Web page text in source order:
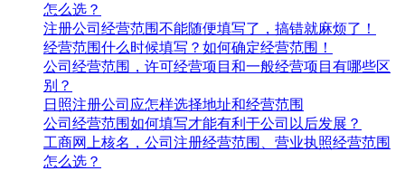
怎么选？
注册公司经营范围不能随便填写了，搞错就麻烦了！
经营范围什么时候填写？如何确定经营范围！
公司经营范围，许可经营项目和一般经营项目有哪些区
别？
日照注册公司应怎样选择地址和经营范围
公司经营范围如何填写才能有利于公司以后发展？
工商网上核名，公司注册经营范围、营业执照经营范围
怎么选？